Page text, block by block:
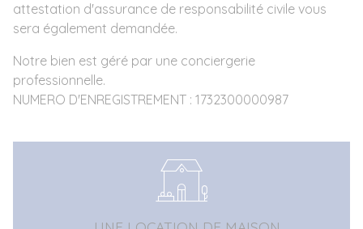
attestation d'assurance de responsabilité civile vous
sera également demandée.
Notre bien est géré par une conciergerie
professionnelle.
NUMERO D'ENREGISTREMENT : 1732300000987